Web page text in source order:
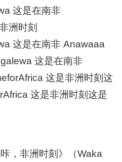
这是在南非
洲时刻
这是在南非 Anawaaa
这是在南非
这是非洲时刻这
这是非洲时刻这是
，非洲时刻》（Waka